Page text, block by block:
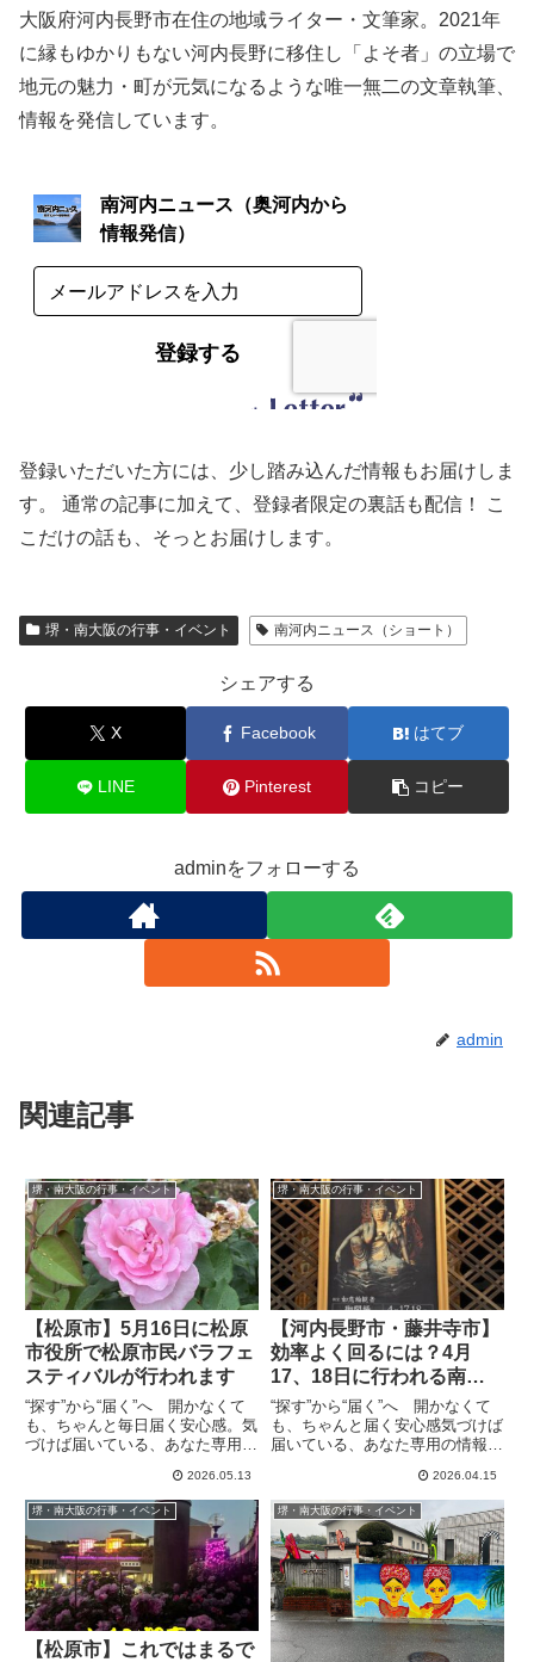
大阪府河内長野市在住の地域ライター・文筆家。2021年
に縁もゆかりもない河内長野に移住し「よそ者」の立場で
地元の魅力・町が元気になるような唯一無二の文章執筆、
情報を発信しています。
登録いただいた方には、少し踏み込んだ情報もお届けしま
す。 通常の記事に加えて、登録者限定の裏話も配信！ こ
こだけの話も、そっとお届けします。
堺・南大阪の行事・イベント 南河内ニュース（ショート）
シェアする
X Facebook はてブ
LINE Pinterest コピー
adminをフォローする
admin
関連記事
堺・南大阪の行事・イベント
【松原市】5月16日に松原
市役所で松原市民バラフェ
スティバルが行われます
“探す”から“届く”へ 開かなくて
も、ちゃんと毎日届く安心感。気
づけば届いている、あなた専用の
い印象がある行政の中心市役所が
この日だけはバラ一色になりま
す。5月16日に松原市役所でバラ
フェスティバルを...
2026.05.13
堺・南大阪の行事・イベント
【河内長野市・藤井寺市】
効率よく回るには？4月
17、18日に行われる南河
内の秘仏特別公開の場所と
効率よく回る方法を考えて
みました
“探す”から“届く”へ 開かなくて
も、ちゃんと届く安心感気づけば
届いている、あなた専用の情報
2026が4月1日から始まりまし
た。公式ページ（外部リンク）に
よると、大阪府内の23カ所で18
件の国宝と61件の重要文化...
2026.04.15
堺・南大阪の行事・イベント
【松原市】これではまるで
堺・南大阪の行事・イベント